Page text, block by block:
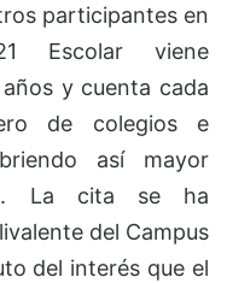
participantes en
Escolar viene
y cuenta cada
de colegios e
así mayor
La cita se ha
del Campus
del interés que el